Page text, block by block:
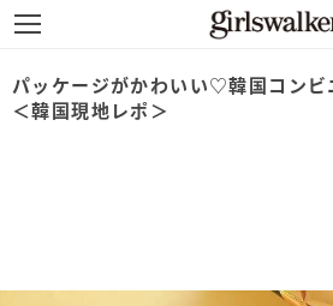
パッケージがかわいい♡韓国コン
＜韓国現地レポ＞